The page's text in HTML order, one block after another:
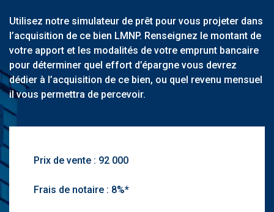
Utilisez notre simulateur de prêt pour vous projeter dans
l’acquisition de ce bien LMNP. Renseignez le montant de
votre apport et les modalités de votre emprunt bancaire
pour déterminer quel effort d’épargne vous devrez
dédier à l’acquisition de ce bien, ou quel revenu mensuel
il vous permettra de percevoir.
Prix de vente :
Frais de notaire :